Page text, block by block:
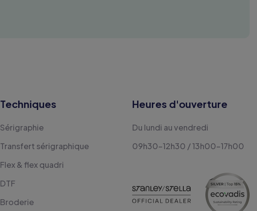
Techniques
Sérigraphie
Transfert sérigraphique
Flex & flex quadri
DTF
Broderie
Heures d'ouverture
Du lundi au vendredi
09h30-12h30 / 13h00-17h00